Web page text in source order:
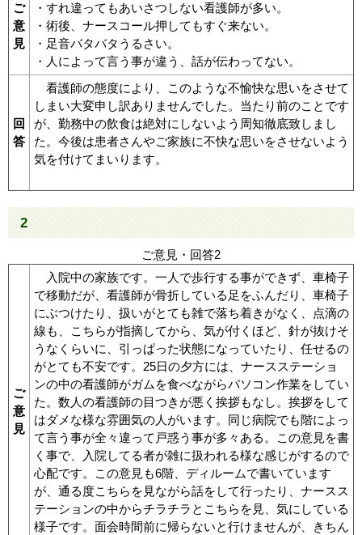
ご
意
見
・すれ違ってもあいさつしない看護師が多い。
・術後、ナースコール押してもすぐ来ない。
・足音バタバタうるさい。
・人によって言う事が違う、話が伝わってない。
回
答
看護師の態度により、このような不愉快な思いをさせて
しまい大変申し訳ありませんでした。当たり前のことです
が、勤務中の飲食は絶対にしないよう周知徹底致しまし
た。今後は患者さんやご家族に不快な思いをさせないよう
気を付けてまいります。
2
ご意見・回答2
ご
意
見
入院中の家族です。一人で歩行する事ができず、車椅子
で移動だが、看護師が骨折している足をふんだり、車椅子
にぶつけたり、扱いがとても雑で落ち着きがなく、点滴の
線も、こちらが指摘してから、気が付くほど、針が抜けそ
うなくらいに、引っぱった状態になっていたり、任せるの
がとても不安です。25日の夕方には、ナースステーショ
ンの中の看護師がガムを食べながらパソコン作業をしてい
た。数人の看護師の目つきが悪く挨拶もなし。挨拶をして
はダメな様な雰囲気の人がいます。同じ病院でも階によっ
て言う事が全々違って戸惑う事が多々ある。この意見を書
く事で、入院してる者が雑に扱われる様な感じがするので
心配です。この意見も6階、ディルームで書いています
が、通る度こちらを見ながら話をして行ったり、ナースス
テーションの中からチラチラとこちらを見、気にしている
様子です。面会時間前に帰らないと行けませんが、きちん